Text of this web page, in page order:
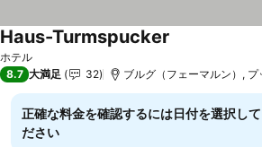
ホテル
Haus-Turmspucker
8.7 大満足 32 ブルグ（フェーマルン）,
正確な料金を確認するには日付を選択して
ださい